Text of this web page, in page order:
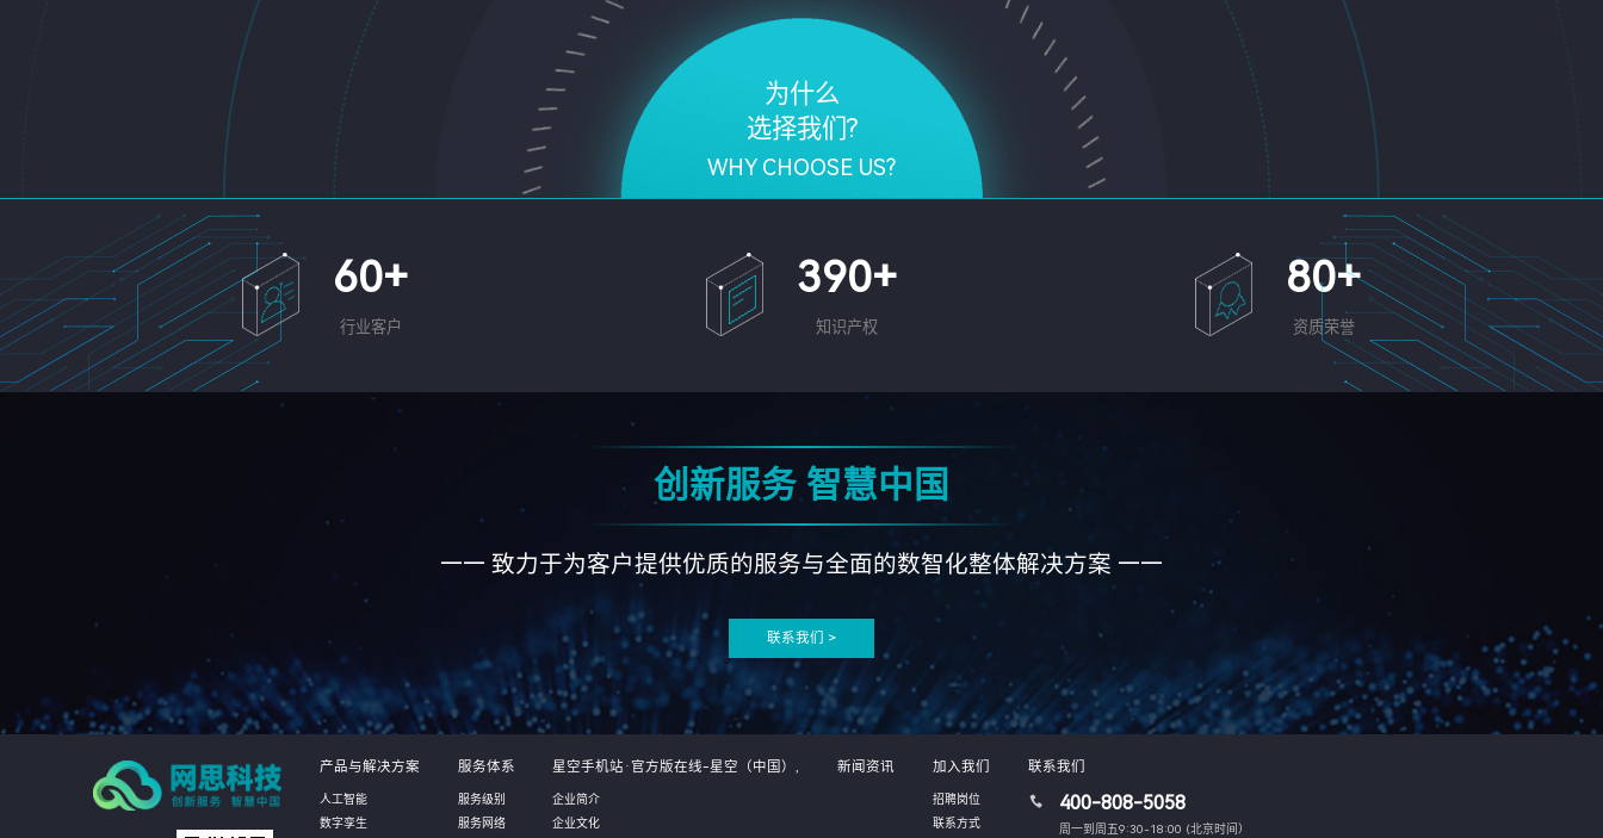
为什么
选择我们?
WHY CHOOSE US?
60+
行业客户
390+
知识产权
80+
资质荣誉
创新服务 智慧中国
—— 致力于为客户提供优质的服务与全面的数智化整体解决方案 ——
联系我们 >
产品与解决方案
人工智能
数字孪生
服务体系
服务级别
服务网络
星空手机站·官方版在线-星空（中国）,
企业简介
企业文化
新闻资讯 加入我们
招聘岗位
联系方式
联系我们
400-808-5058
周一到周五9:30-18:00 (北京时间）